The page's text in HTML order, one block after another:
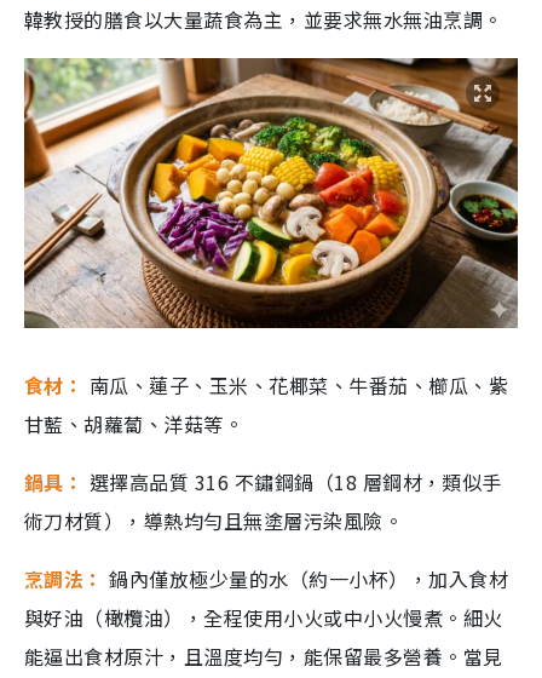
韓教授的膳食以大量蔬食為主，並要求無水無油烹調。
食材： 南瓜、蓮子、玉米、花椰菜、牛番茄、櫛瓜、紫
甘藍、胡蘿蔔、洋菇等。
鍋具： 選擇高品質 316 不鏽鋼鍋（18 層鋼材，類似手
術刀材質），導熱均勻且無塗層污染風險。
烹調法：鍋內僅放極少量的水（約一小杯），加入食材
與好油（橄欖油），全程使用小火或中小火慢煮。細火
能逼出食材原汁，且溫度均勻，能保留最多營養。當見